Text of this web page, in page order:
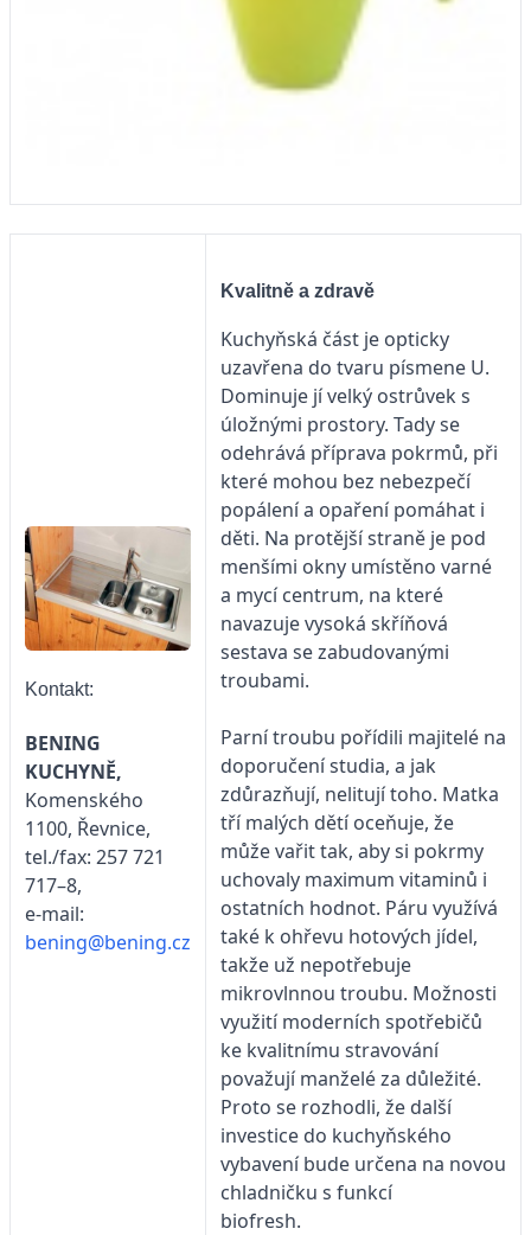
Kontakt:
BENING
KUCHYNĚ,
Komenského
1100, Řevnice,
tel./fax: 257 721
717–8,
e-mail:
bening@bening.cz
Kvalitně a zdravě
Kuchyňská část je opticky
uzavřena do tvaru písmene U.
Dominuje jí velký ostrůvek s
úložnými prostory. Tady se
odehrává příprava pokrmů, při
které mohou bez nebezpečí
popálení a opaření pomáhat i
děti. Na protější straně je pod
menšími okny umístěno varné
a mycí centrum, na které
navazuje vysoká skříňová
sestava se zabudovanými
troubami.
Parní troubu pořídili majitelé na
doporučení studia, a jak
zdůrazňují, nelitují toho. Matka
tří malých dětí oceňuje, že
může vařit tak, aby si pokrmy
uchovaly maximum vitaminů i
ostatních hodnot. Páru využívá
také k ohřevu hotových jídel,
takže už nepotřebuje
mikrovlnnou troubu. Možnosti
využití moderních spotřebičů
ke kvalitnímu stravování
považují manželé za důležité.
Proto se rozhodli, že další
investice do kuchyňského
vybavení bude určena na novou
chladničku s funkcí
biofresh.